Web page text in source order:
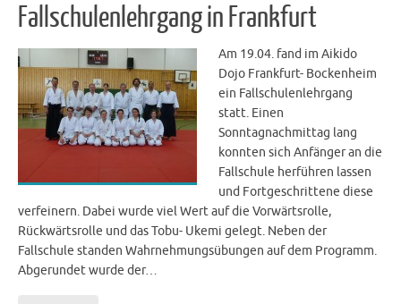
Fallschulenlehrgang in Frankfurt
Am 19.04. fand im Aikido
Dojo Frankfurt- Bockenheim
ein Fallschulenlehrgang
statt. Einen
Sonntagnachmittag lang
konnten sich Anfänger an die
Fallschule herführen lassen
und Fortgeschrittene diese
verfeinern. Dabei wurde viel Wert auf die Vorwärtsrolle,
Rückwärtsrolle und das Tobu- Ukemi gelegt. Neben der
Fallschule standen Wahrnehmungsübungen auf dem Programm.
Abgerundet wurde der…